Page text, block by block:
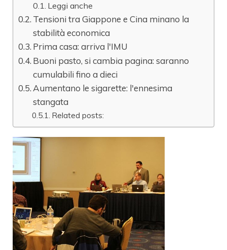
Leggi anche
Tensioni tra Giappone e Cina minano la
stabilità economica
Prima casa: arriva l'IMU
Buoni pasto, si cambia pagina: saranno
cumulabili fino a dieci
Aumentano le sigarette: l'ennesima
stangata
Related posts: